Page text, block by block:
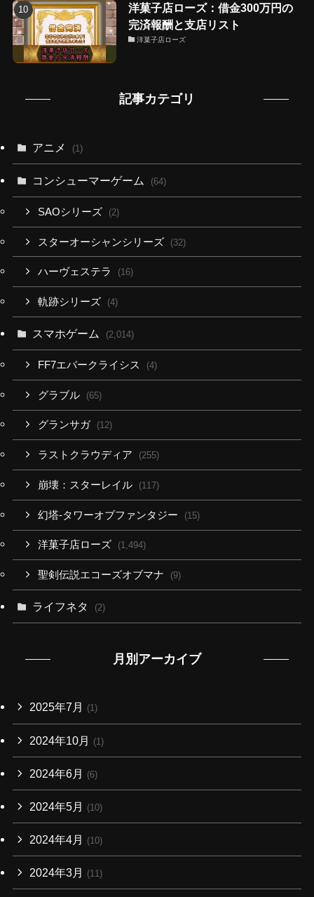
洋菓子店ローズ：借金300万円の
完済報酬と支店リスト
洋菓子店ローズ
記事カテゴリ
アニメ (1)
コンシューマーゲーム (64)
SAOシリーズ (2)
スターオーシャンシリーズ (32)
ハーヴェステラ (16)
軌跡シリーズ (4)
スマホゲーム (2,014)
FF7エバークライシス (4)
グラブル (65)
グランサガ (12)
ラストクラウディア (255)
崩壊：スターレイル (117)
幻塔-タワーオブファンタジー (15)
洋菓子店ローズ (1,494)
聖剣伝説エコーズオブマナ (9)
ライフネタ (2)
月別アーカイブ
2025年7月 (1)
2024年10月 (1)
2024年6月 (6)
2024年5月 (10)
2024年4月 (10)
2024年3月 (11)